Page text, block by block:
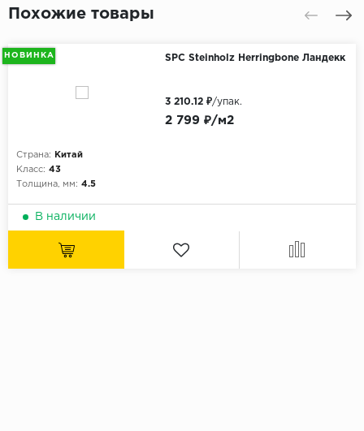
Похожие товары
НОВИНКА SPC Steinholz Herringbone Ландекк
Страна:
Китай
Класс: 43
Толщина, мм: 4.5
2 799 ₽/м2
3 210.12 ₽/упак.
В наличии